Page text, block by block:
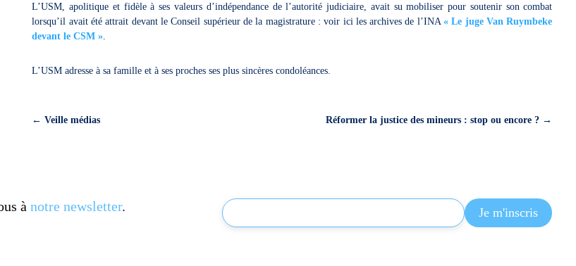
L’USM, apolitique et fidèle à ses valeurs d’indépendance de l’autorité judiciaire, avait su mobiliser pour soutenir son combat
lorsqu’il avait été attrait devant le Conseil supérieur de la magistrature : voir ici les archives de l’INA« Le juge Van Ruymbeke
devant le CSM ».
L’USM adresse à sa famille et à ses proches ses plus sincères condoléances.
←Veille médias Réformer la justice des mineurs : stop ou encore ? →
à notre newsletter.